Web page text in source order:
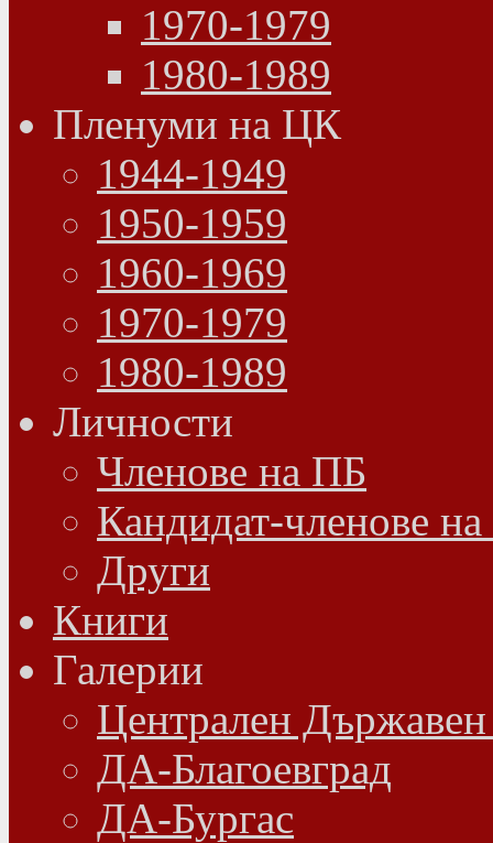
1970-1979
1980-1989
Пленуми на ЦК
1944-1949
1950-1959
1960-1969
1970-1979
1980-1989
Личности
Членове на ПБ
Кандидат-членове
Други
Книги
Галерии
Централен
ДА-Благоевград
ДА-Бургас